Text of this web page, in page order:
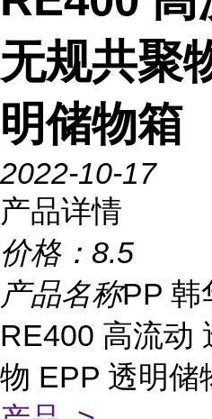
无规共聚
明储物箱
2022-10-17
产品详情
价格： 8.5
产品名称PP 韩
RE400 高流动
物 EPP 透明储